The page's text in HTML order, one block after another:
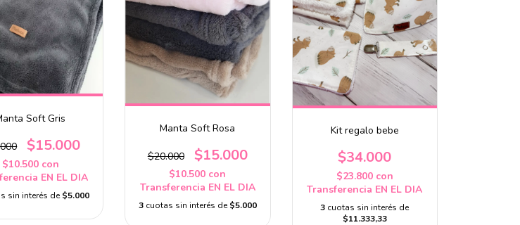
Soft Gris
$15.000
$10.500 con
EN EL DIA
sin interés de$5.000
Manta Soft Rosa
$20.000 $15.000
$10.500 con
Transferencia EN EL DIA
3 cuotas sin interés de$5.000
Kit regalo bebe
$34.000
$23.800 con
Transferencia EN EL DIA
3 cuotas sin interés de
$11.333,33